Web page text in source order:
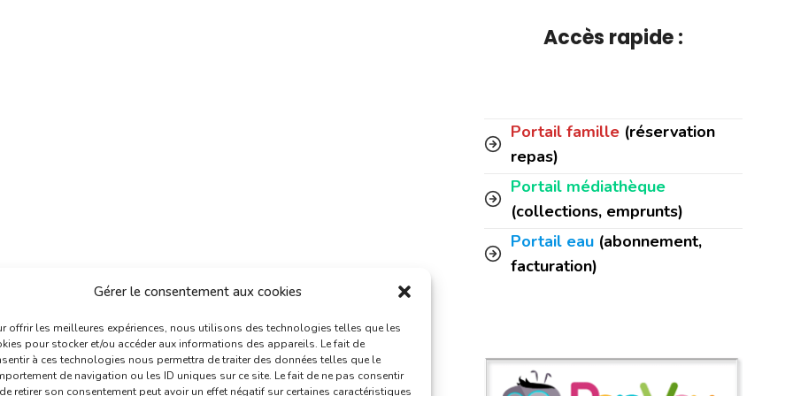
Gérer le consentement aux cookies
offrir les meilleures expériences, nous utilisons des technologies telles que les
pour stocker et/ou accéder aux informations des appareils. Le fait de
à ces technologies nous permettra de traiter des données telles que le
de navigation ou les ID uniques sur ce site. Le fait de ne pas consentir
retirer son consentement peut avoir un effet négatif sur certaines caractéristiques
Accès rapide :
Portail famille (réservation
repas)
Portail médiathèque
(collections, emprunts)
Portail eau (abonnement,
facturation)